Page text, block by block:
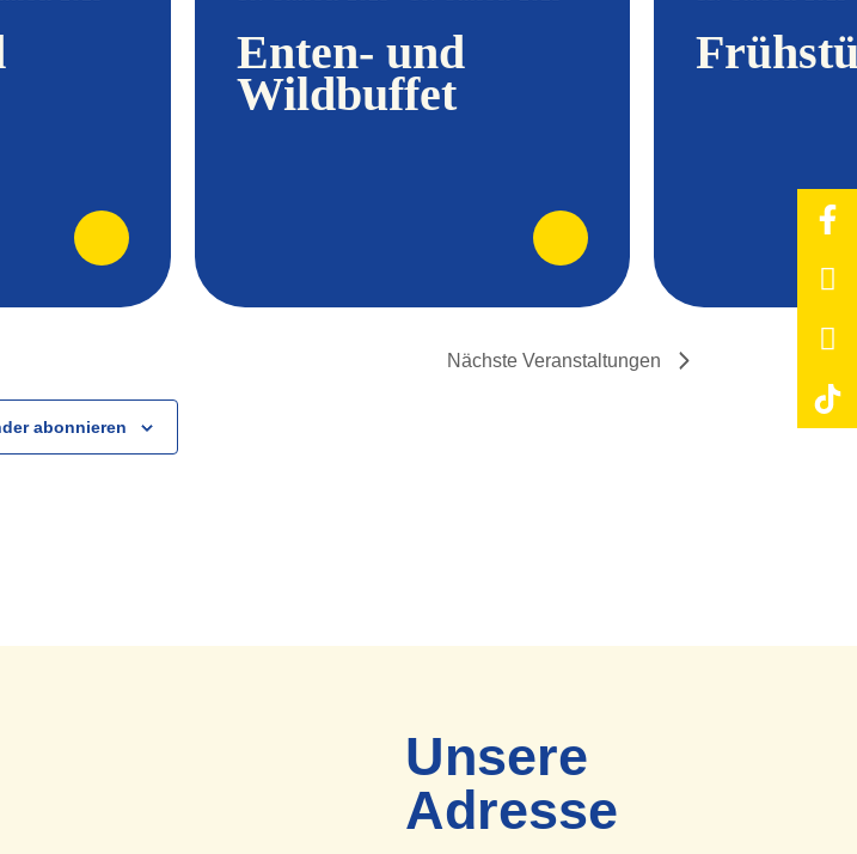
Enten- und
Wildbuffet
Nächste Veranstaltungen
abonnieren
Unsere
Adresse